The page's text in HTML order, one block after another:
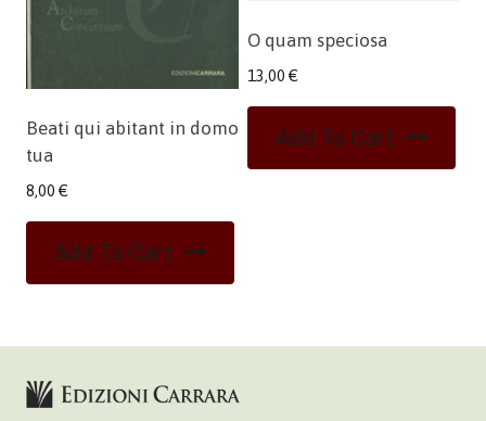
Beati qui abitant in domo
tua
8,00 €
Add To Cart
O quam speciosa
13,00 €
Add To Cart